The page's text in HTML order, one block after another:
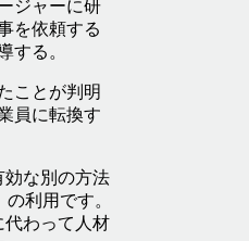
ジャーに研
を依頼する
する。
ことが判明
員に転換す
効な別の方法
の利用です。
代わって人材